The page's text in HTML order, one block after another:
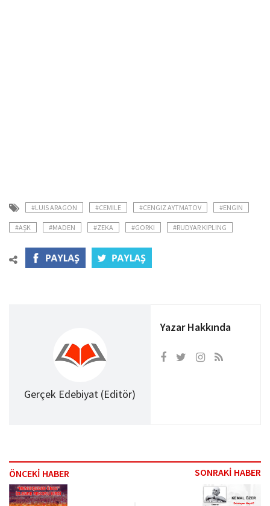
#LUIS ARAGON #CEMILE #CENGIZ AYTMATOV #ENGIN
#AŞK #MADEN #ZEKA #GORKI #RUDYAR KIPLING
Gerçek Edebiyat (Editör)
Yazar Hakkında
ÖNCEKİ HABER SONRAKİ HABER